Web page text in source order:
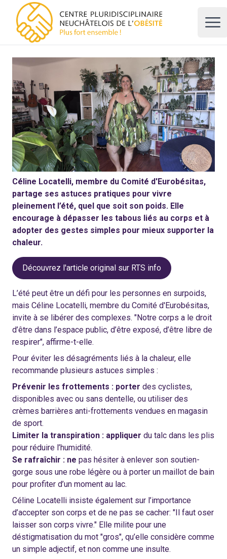
CPNO, centre pluridisciplinaire neuchâtelois de l'obésité
Céline Locatelli, membre du Comité d'Eurobésitas,
partage ses astuces pratiques pour vivre
pleinement l’été, quel que soit son poids. Elle
encourage à dépasser les tabous liés au corps et à
adopter des gestes simples pour mieux supporter la
chaleur.
Découvrez l'article original sur RTS info
L’été peut être un défi pour les personnes en surpoids,
mais Céline Locatelli, membre du Comité d'Eurobésitas,
invite à se libérer des complexes. "Notre corps a le droit
d’être dans l’espace public, d’être exposé, d’être libre de
respirer", affirme-t-elle.
Pour éviter les désagréments liés à la chaleur, elle
recommande plusieurs astuces simples :
Prévenir les frottements : porter des cyclistes,
disponibles avec ou sans dentelle, ou utiliser des
crèmes barrières anti-frottements vendues en magasin
de sport.
Limiter la transpiration : appliquer du talc dans les plis
pour réduire l’humidité.
Se rafraîchir : ne pas hésiter à enlever son soutien-
gorge sous une robe légère ou à porter un maillot de bain
pour profiter d’un moment au lac.
Céline Locatelli insiste également sur l’importance
d’accepter son corps et de ne pas se cacher: "Il faut oser
laisser son corps vivre." Elle milite pour une
déstigmatisation du mot "gros", qu’elle considère comme
un simple adjectif, et non comme une insulte.